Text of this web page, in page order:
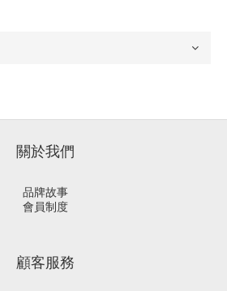
關於我們
品牌故事
會員制度
顧客服務